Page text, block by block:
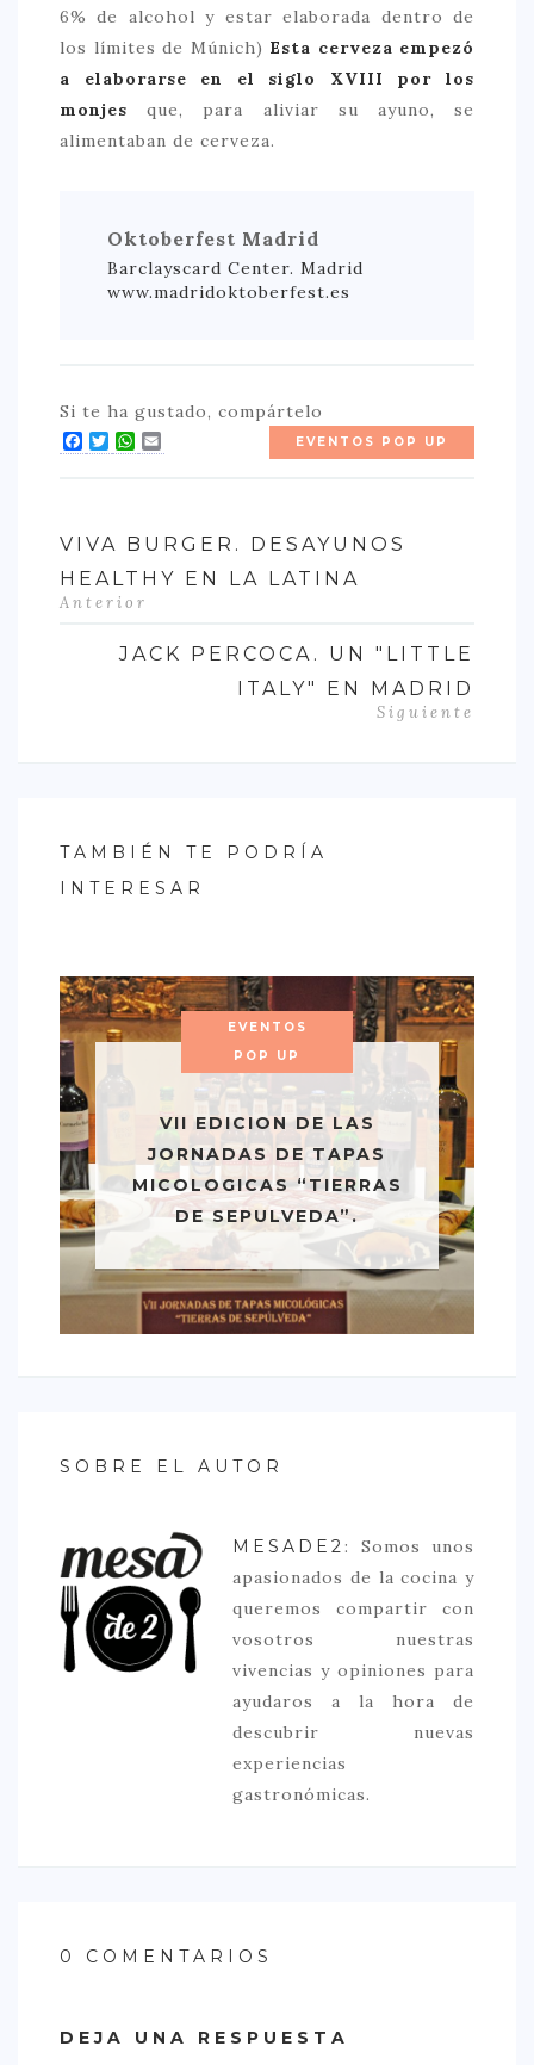
6% de alcohol y estar elaborada dentro de
los límites de Múnich) Esta cerveza empezó
a elaborarse en el siglo XVIII por los
monjes que, para aliviar su ayuno, se
alimentaban de cerveza.
Oktoberfest Madrid
Barclayscard Center. Madrid
www.madridoktoberfest.es
Si te ha gustado, compártelo
Facebook
Twitter
WhatsApp EVENTOS POP UP
VIVA BURGER. DESAYUNOS
HEALTHY EN LA LATINA
Anterior
JACK PERCOCA. UN "LITTLE
ITALY" EN MADRID
Siguiente
TAMBIÉN TE PODRÍA
INTERESAR
EVENTOS
POP UP
VII EDICION DE LAS
JORNADAS DE TAPAS
MICOLOGICAS “TIERRAS
DE SEPULVEDA”.
SOBRE EL AUTOR
MESADE2: Somos unos
apasionados de la cocina y
queremos compartir con
vosotros nuestras
vivencias y opiniones para
ayudaros a la hora de
descubrir nuevas
experiencias
gastronómicas.
0 COMENTARIOS
DEJA UNA RESPUESTA